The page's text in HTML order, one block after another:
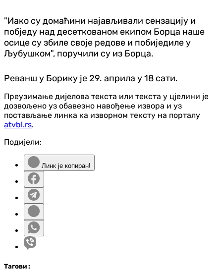
"Иако су домаћини најављивали сензацију и
побједу над десеткованом екипом Борца наше
осице су збиле своје редове и побиједиле у
Љубушком", поручили су из Борца.
Реванш у Борику је 29. априла у 18 сати.
Преузимање дијелова текста или текста у цјелини је
дозвољено уз обавезно навођење извора и уз
постављање линка ка изворном тексту на порталу
atvbl.rs.
Подијели:
Линк је копиран!
Тагови :